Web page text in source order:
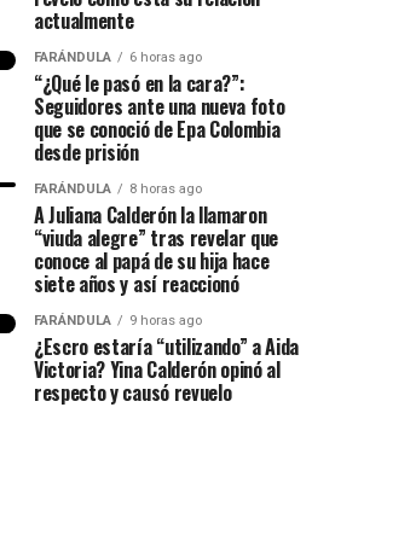
actualmente
FARÁNDULA 6 horas ago
“¿Qué le pasó en la cara?”:
Seguidores ante una nueva foto
que se conoció de Epa Colombia
desde prisión
FARÁNDULA 8 horas ago
A Juliana Calderón la llamaron
“viuda alegre” tras revelar que
conoce al papá de su hija hace
siete años y así reaccionó
FARÁNDULA 9 horas ago
¿Escro estaría “utilizando” a Aida
Victoria? Yina Calderón opinó al
respecto y causó revuelo